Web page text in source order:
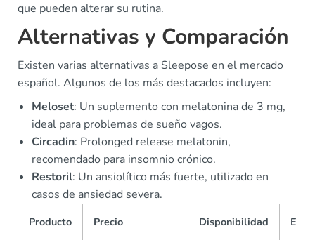
que pueden alterar su rutina.
Alternativas y Comparación
Existen varias alternativas a Sleepose en el mercado
español. Algunos de los más destacados incluyen:
Meloset: Un suplemento con melatonina de 3 mg,
ideal para problemas de sueño vagos.
Circadin: Prolonged release melatonin,
recomendado para insomnio crónico.
Restoril: Un ansiolítico más fuerte, utilizado en
casos de ansiedad severa.
Producto Precio Disponibilidad